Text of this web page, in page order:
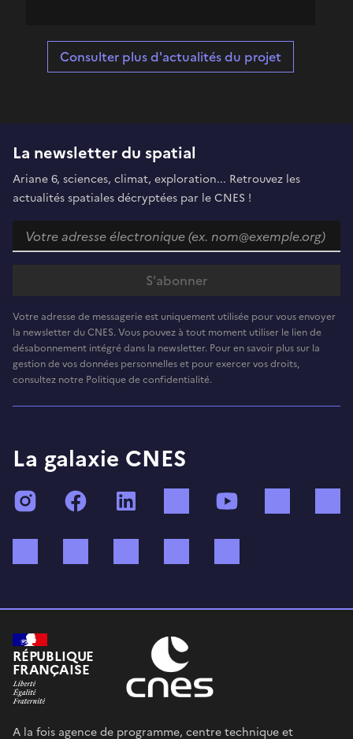
Consulter plus d'actualités du projet
La newsletter du spatial
Ariane 6, sciences, climat, exploration... Retrouvez les
actualités spatiales décryptées par le CNES !
Votre adresse de messagerie est uniquement utilisée pour vous envoyer
la newsletter du CNES. Vous pouvez à tout moment utiliser le lien de
désabonnement intégré dans la newsletter. Pour en savoir plus sur la
gestion de vos données personnelles et pour exercer vos droits,
consultez notre Politique de confidentialité.
La galaxie CNES
InstagramFacebook TikTok
RÉPUBLIQUE
FRANÇAISE
A la fois agence de programme, centre technique et